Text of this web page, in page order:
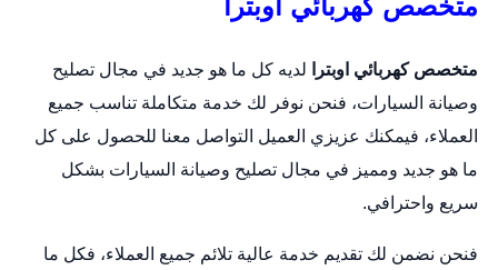
متخصص كهربائي اوبترا
متخصص كهربائي اوبترا
لديه كل ما هو جديد في مجال تصليح
وصيانة السيارات، فنحن نوفر لك خدمة متكاملة تناسب جميع
العملاء، فيمكنك عزيزي العميل التواصل معنا للحصول على كل
ما هو جديد ومميز في مجال تصليح وصيانة السيارات بشكل
سريع واحترافي.
فنحن نضمن لك تقديم خدمة عالية تلائم جميع العملاء، فكل ما